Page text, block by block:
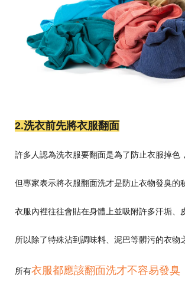
2.洗衣前先將衣服翻面
許多人認為洗衣服要翻面是為了防止衣服掉色，
但專家表示將衣服翻面洗才是防止衣物發臭的
衣服內裡往往會貼在身體上並吸附許多汗垢、
所以除了特殊沾到調味料、泥巴等髒污的衣物
所有衣服都應該翻面洗才不容易發臭